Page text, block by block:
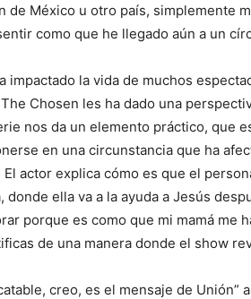
de México u otro país, simplemente
como que he llegado aún a un
impactado la vida de muchos
Chosen les ha dado una
nos da un elemento práctico, que
en una circunstancia que ha
El actor explica cómo es que el
donde ella va a la ayuda a Jesús
porque es como que mi mamá me
de una manera donde el show
creo, es el mensaje de Unión”